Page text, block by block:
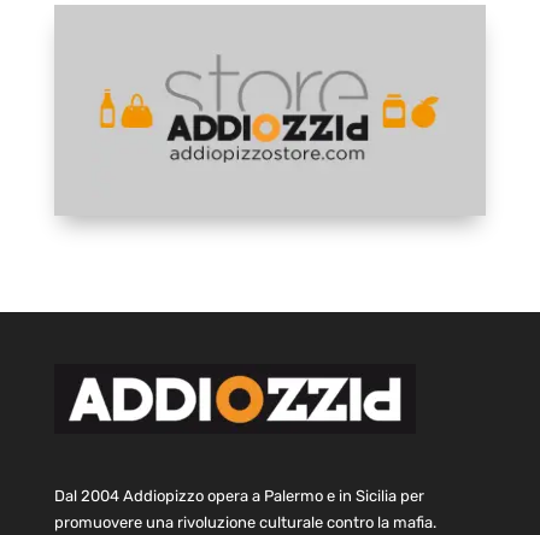
Dal 2004 Addiopizzo opera a Palermo e in Sicilia per
promuovere una rivoluzione culturale contro la mafia.